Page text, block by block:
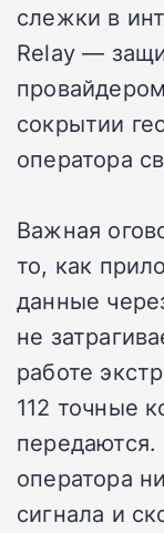
слежки в
Relay —
сокрытии
оператора
Важная
то, как
данные
не
работе
112 точные
оператора
сигнала и